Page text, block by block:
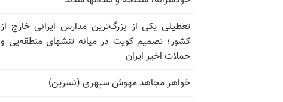
تعطیلی یکی از بزرگ‌ترین مدارس ایرانی خارج از
کشور؛ تصمیم کویت در میانه تنشهای منطقه‌یی و
حملات اخیر ایران
خواهر مجاهد مهوش سپهری (نسرین)